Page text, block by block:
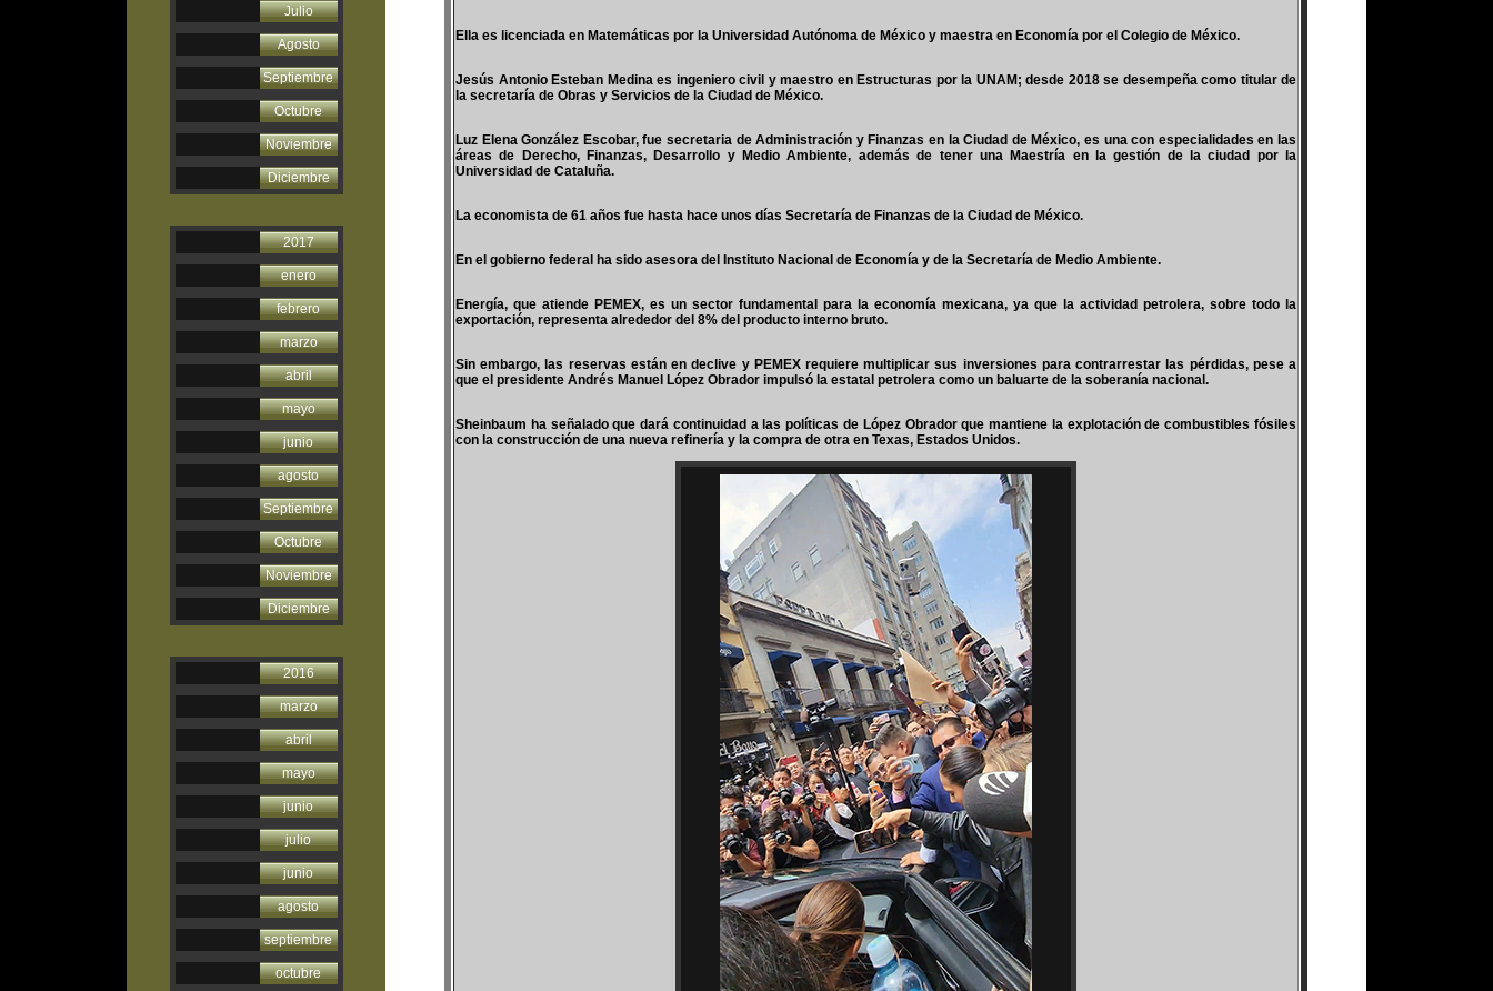
Julio
Agosto
Septiembre
Octubre
Noviembre
Diciembre
2017
enero
febrero
marzo
abril
mayo
junio
agosto
Septiembre
Octubre
Noviembre
Diciembre
2016
marzo
abril
mayo
junio
julio
junio
agosto
septiembre
octubre
Ella es licenciada en Matemáticas por la Universidad Autónoma de México y maestra en Economía por el Colegio de México.
Jesús Antonio Esteban Medina es ingeniero civil y maestro en Estructuras por la UNAM; desde 2018 se desempeña como titular de
la secretaría de Obras y Servicios de la Ciudad de México.
Luz Elena González Escobar, fue secretaria de Administración y Finanzas en la Ciudad de México, es una con especialidades en las
áreas de Derecho, Finanzas, Desarrollo y Medio Ambiente, además de tener una Maestría en la gestión de la ciudad por la
Universidad de Cataluña.
La economista de 61 años fue hasta hace unos días Secretaría de Finanzas de la Ciudad de México.
En el gobierno federal ha sido asesora del Instituto Nacional de Economía y de la Secretaría de Medio Ambiente.
Energía, que atiende PEMEX, es un sector fundamental para la economía mexicana, ya que la actividad petrolera, sobre todo la
exportación, representa alrededor del 8% del producto interno bruto.
Sin embargo, las reservas están en declive y PEMEX requiere multiplicar sus inversiones para contrarrestar las pérdidas, pese a
que el presidente Andrés Manuel López Obrador impulsó la estatal petrolera como un baluarte de la soberanía nacional.
Sheinbaum ha señalado que dará continuidad a las políticas de López Obrador que mantiene la explotación de combustibles fósiles
con la construcción de una nueva refinería y la compra de otra en Texas, Estados Unidos.